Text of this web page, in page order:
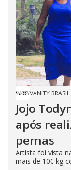
VANITY BRASIL
Jojo
após
pernas
Artista foi vista
mais de 100 kg